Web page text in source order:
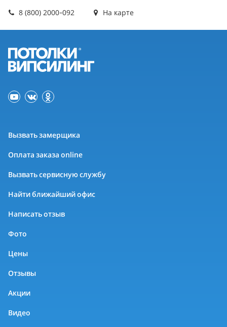
8 (800) 2000-092 На карте
Вызвать замерщика
Оплата заказа online
Вызвать сервисную службу
Найти ближайший офис
Написать отзыв
Фото
Цены
Отзывы
Акции
Видео